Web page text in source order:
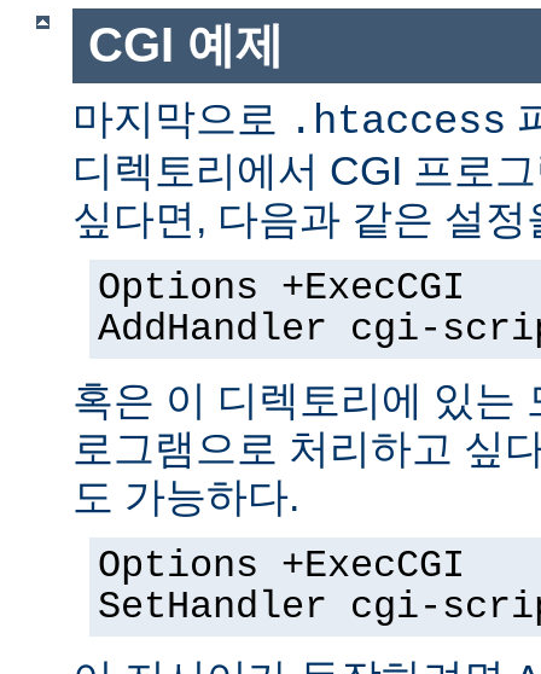
CGI 예제
마지막으로 .htaccess
디렉토리에서 CGI 프로
싶다면, 다음과 같은 설정
Options +ExecCGI
AddHandler cgi-
혹은 이 디렉토리에 있는
로그램으로 처리하고 싶
도 가능하다.
Options +ExecCGI
SetHandler cgi-